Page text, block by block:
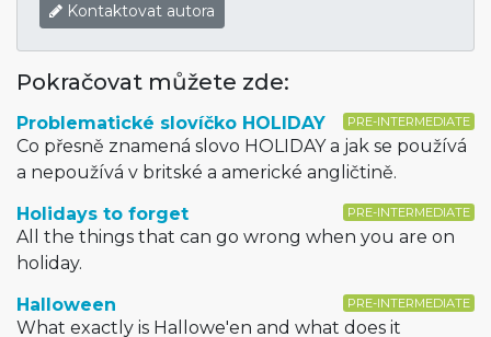
Kontaktovat autora
Pokračovat můžete zde:
PRE-INTERMEDIATE
Problematické slovíčko HOLIDAY
Co přesně znamená slovo HOLIDAY a jak se používá
a nepoužívá v britské a americké angličtině.
PRE-INTERMEDIATE
Holidays to forget
All the things that can go wrong when you are on
holiday.
PRE-INTERMEDIATE
Halloween
What exactly is Hallowe'en and what does it